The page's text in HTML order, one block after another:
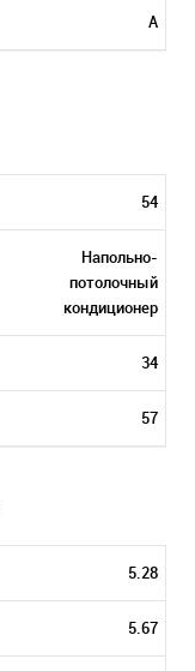
A
54
Напольно-
потолочный
кондиционер
34
57
5.28
5.67